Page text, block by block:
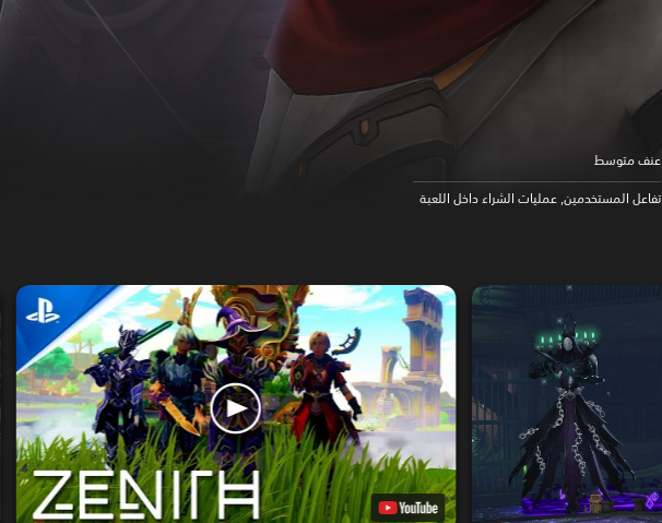
عنف متوسط
تفاعل المستخدمين, عمليات الشراء داخل اللعبة